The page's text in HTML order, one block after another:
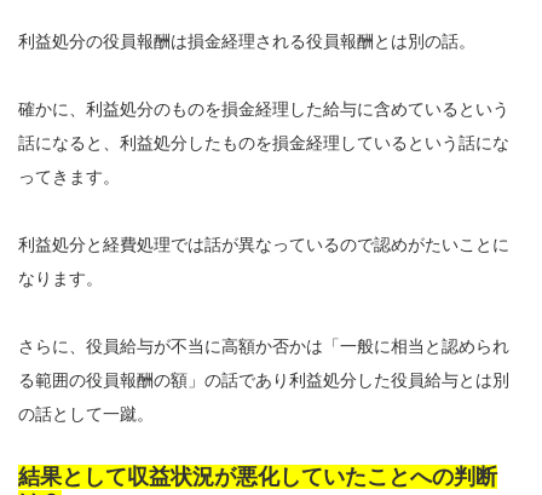
利益処分の役員報酬は損金経理される役員報酬とは別の話。
確かに、利益処分のものを損金経理した給与に含めているという
話になると、利益処分したものを損金経理しているという話にな
ってきます。
利益処分と経費処理では話が異なっているので認めがたいことに
なります。
さらに、役員給与が不当に高額か否かは「一般に相当と認められ
る範囲の役員報酬の額」の話であり利益処分した役員給与とは別
の話として一蹴。
結果として収益状況が悪化していたことへの判断